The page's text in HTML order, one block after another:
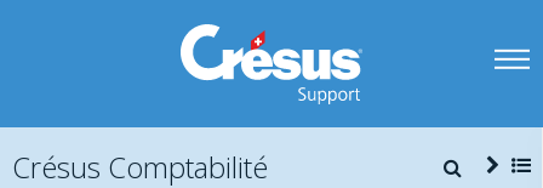
Crésus Comptabilité